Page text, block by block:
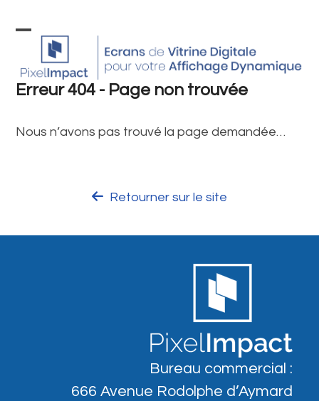
Open
mobile
menu
Close
mobile
menu
Erreur 404 - Page non trouvée
Nous n’avons pas trouvé la page demandée…
Retourner sur le site
Bureau commercial :
666 Avenue Rodolphe d’Aymard